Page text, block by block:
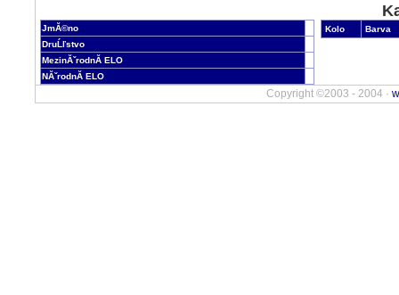
JmĂ©no
DruĹľstvo
MezinĂˇrodnĂ­ ELO
NĂˇrodnĂ­ ELO
Kolo Barva
Copyright ©2003 - 2004 ·